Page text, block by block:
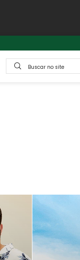
Buscar no site